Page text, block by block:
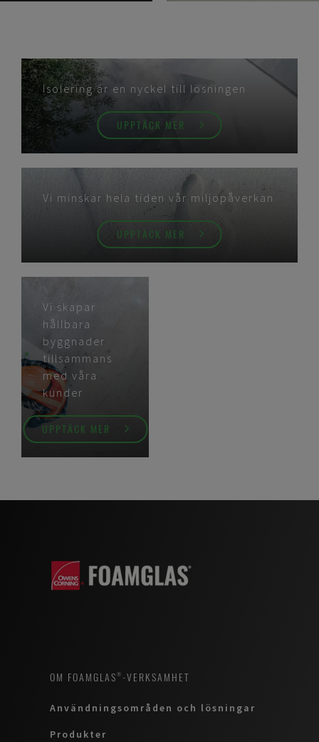
Isolering är en nyckel till lösningen
UPPTÄCK MER
Vi minskar hela tiden vår miljöpåverkan
UPPTÄCK MER
Vi skapar
hållbara
byggnader
tillsammans
med våra
kunder
UPPTÄCK MER
OM FOAMGLAS®-VERKSAMHET
Användningsområden och lösningar
Produkter